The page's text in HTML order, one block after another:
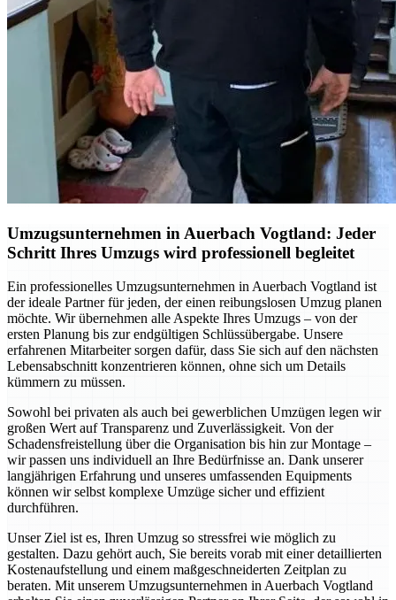
Umzugsunternehmen in Auerbach Vogtland: Jeder
Schritt Ihres Umzugs wird professionell begleitet
Ein professionelles Umzugsunternehmen in Auerbach Vogtland ist
der ideale Partner für jeden, der einen reibungslosen Umzug planen
möchte. Wir übernehmen alle Aspekte Ihres Umzugs – von der
ersten Planung bis zur endgültigen Schlüssübergabe. Unsere
erfahrenen Mitarbeiter sorgen dafür, dass Sie sich auf den nächsten
Lebensabschnitt konzentrieren können, ohne sich um Details
kümmern zu müssen.
Sowohl bei privaten als auch bei gewerblichen Umzügen legen wir
großen Wert auf Transparenz und Zuverlässigkeit. Von der
Schadensfreistellung über die Organisation bis hin zur Montage –
wir passen uns individuell an Ihre Bedürfnisse an. Dank unserer
langjährigen Erfahrung und unseres umfassenden Equipments
können wir selbst komplexe Umzüge sicher und effizient
durchführen.
Unser Ziel ist es, Ihren Umzug so stressfrei wie möglich zu
gestalten. Dazu gehört auch, Sie bereits vorab mit einer detaillierten
Kostenaufstellung und einem maßgeschneiderten Zeitplan zu
beraten. Mit unserem Umzugsunternehmen in Auerbach Vogtland